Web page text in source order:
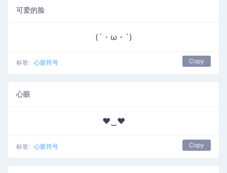
可爱的脸
(´・ω・`)
标签: 心脏符号 Copy
心眼
♥‿♥
标签: 心脏符号 Copy